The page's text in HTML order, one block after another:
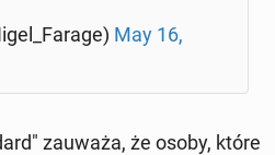
May 16,
zauważa, że osoby, które